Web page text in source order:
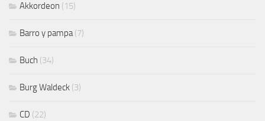
Akkordeon (15)
Barro y pampa(7)
Buch (34)
Burg Waldeck (3)
CD (22)